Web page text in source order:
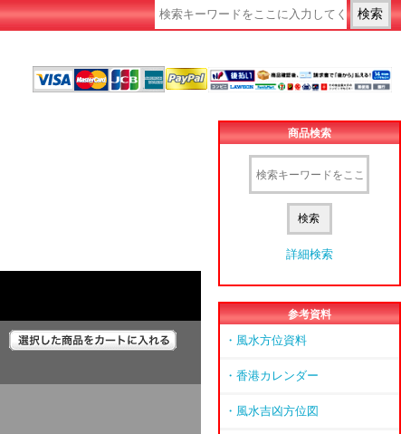
商品検索
詳細検索
参考資料
・風水方位資料
・香港カレンダー
・風水吉凶方位図